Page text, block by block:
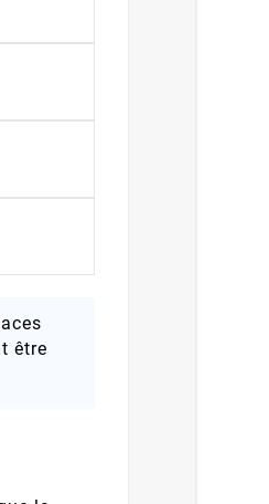
être